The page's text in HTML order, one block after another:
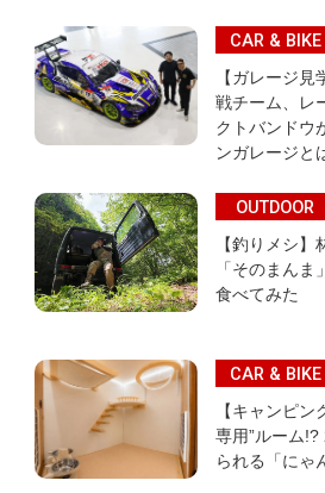
CAR & BIKE
【ガレージ
戦チーム、レ
クトバンドウ
ンガレージと
OUTDOOR
【釣りメシ
「そのまん
食べてみた
CAR & BIKE
【キャンピ
専用”ルーム!?
られる「にゃ